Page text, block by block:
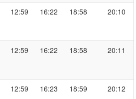
12:59 16:22 18:58 20:10
12:59 16:22 18:58 20:11
12:59 16:23 18:59 20:12